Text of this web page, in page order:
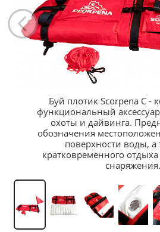
Буй плотик Scorpena C -
функциональный
охоты и дайвинга.
обозначения
поверхности воды, а
кратковременного
снаряжения.